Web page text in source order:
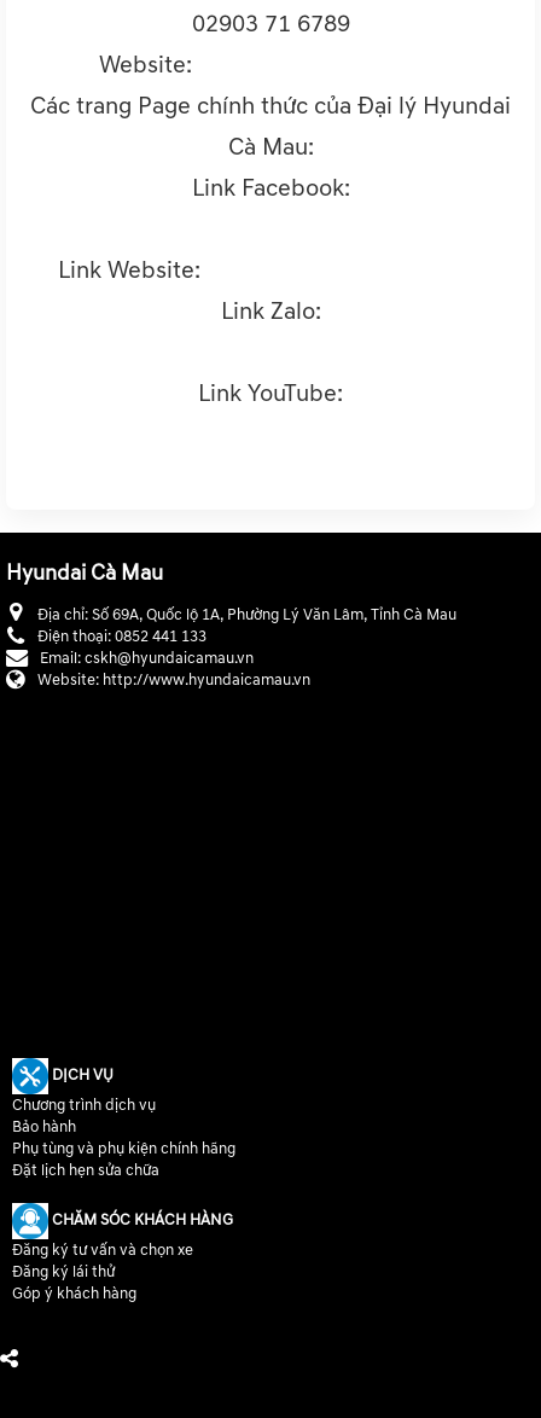
02903 71 6789
Website:
Các trang Page chính thức của Đại lý Hyundai
Cà Mau:
Link Facebook:
Link Website:
Link Zalo:
Link YouTube:
Hyundai Cà Mau
Địa chỉ:Số 69A, Quốc lộ 1A, Phường Lý Văn Lâm, Tỉnh Cà Mau
Điện thoại:0852 441 133
Email:cskh@hyundaicamau.vn
Website: http://www.hyundaicamau.vn
DỊCH VỤ
Chương trình dịch vụ
Bảo hành
Phụ tùng và phụ kiện chính hãng
Đặt lịch hẹn sửa chữa
CHĂM SÓC KHÁCH HÀNG
Đăng ký tư vấn và chọn xe
Đăng ký lái thử
Góp ý khách hàng